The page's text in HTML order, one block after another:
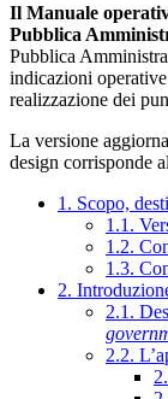
Il Manuale
Pubblica
Pubblica
indicazioni
realizzazione dei
La versione
design corrisponde
1. Scopo,
1.1.
1.2.
1.3.
2.
2.1.
2.2.